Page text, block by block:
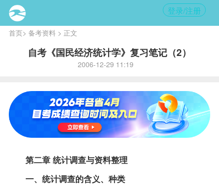
登录/注册
首页> 备考资料> 正文
自考《国民经济统计学》复习笔记（2）
2006-12-29 11:19
第二章 统计调查与资料整理
一、统计调查的含义、种类